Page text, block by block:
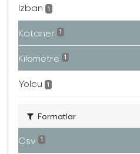
Izban 1
Kataner 1
Kilometre 1
Yolcu 1
Formatlar
Csv 1